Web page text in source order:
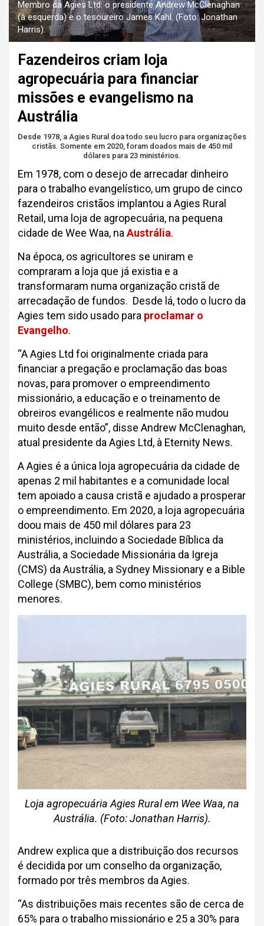
Membro da Agies Ltd: o presidente Andrew McClenaghan
(à esquerda) e o tesoureiro James Kahl. (Foto: Jonathan
Harris).
Fazendeiros criam loja
agropecuária para financiar
missões e evangelismo na
Austrália
Desde 1978, a Agies Rural doa todo seu lucro para organizações
cristãs. Somente em 2020, foram doados mais de 450 mil
dólares para 23 ministérios.
Em 1978, com o desejo de arrecadar dinheiro
para o trabalho evangelístico, um grupo de cinco
fazendeiros cristãos implantou a Agies Rural
Retail, uma loja de agropecuária, na pequena
cidade de Wee Waa, na Austrália.
Na época, os agricultores se uniram e
compraram a loja que já existia e a
transformaram numa organização cristã de
arrecadação de fundos. Desde lá, todo o lucro da
Agies tem sido usado para proclamar o
Evangelho.
“A Agies Ltd foi originalmente criada para
financiar a pregação e proclamação das boas
novas, para promover o empreendimento
missionário, a educação e o treinamento de
obreiros evangélicos e realmente não mudou
muito desde então”, disse Andrew McClenaghan,
atual presidente da Agies Ltd, à Eternity News.
A Agies é a única loja agropecuária da cidade de
apenas 2 mil habitantes e a comunidade local
tem apoiado a causa cristã e ajudado a prosperar
o empreendimento. Em 2020, a loja agropecuária
doou mais de 450 mil dólares para 23
ministérios, incluindo a Sociedade Bíblica da
Austrália, a Sociedade Missionária da Igreja
(CMS) da Austrália, a Sydney Missionary e a Bible
College (SMBC), bem como ministérios
menores.
Loja agropecuária Agies Rural em Wee Waa, na
Austrália. (Foto: Jonathan Harris).
Andrew explica que a distribuição dos recursos
é decidida por um conselho da organização,
formado por três membros da Agies.
“As distribuições mais recentes são de cerca de
65% para o trabalho missionário e 25 a 30% para